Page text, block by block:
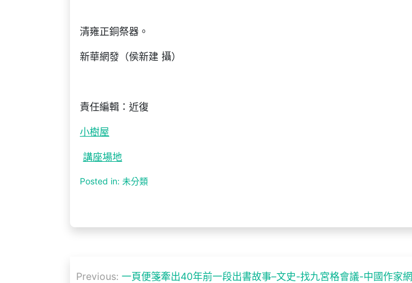
清雍正銅祭器。
新華網發（侯新建 攝）
責任編輯：近復
小樹屋
講座場地
Posted in: 未分類
文
Previous: 一頁便箋牽出40年前一段出書故事–文史-找九宮格會議-中國作家網